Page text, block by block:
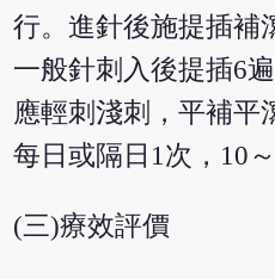
行。進針後施提插補
一般針刺入後提插6
應輕刺淺刺，平補平
每日或隔日1次，10
(三)療效評價